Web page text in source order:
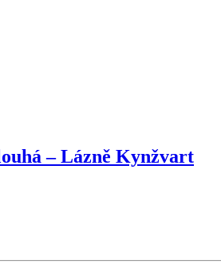
– Lázně Kynžvart